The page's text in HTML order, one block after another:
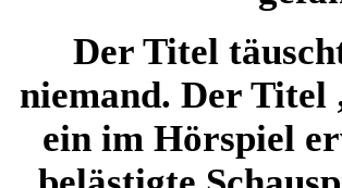
Der Titel
niemand. Der Titel
ein im Hörspiel